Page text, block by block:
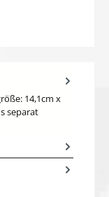
14,1cm x
separat